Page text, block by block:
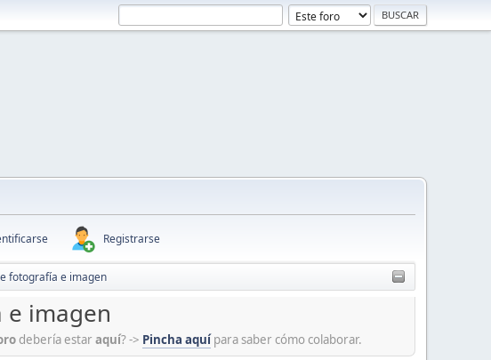
Registrarse
fotografía e imagen
imagen
debería estar aquí? -> Pincha aquípara saber cómo colaborar.